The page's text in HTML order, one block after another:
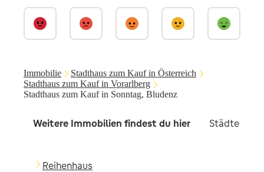
Immobilie
Stadthaus zum Kauf in Österreich
Stadthaus zum Kauf in Vorarlberg
Stadthaus zum Kauf in Sonntag, Bludenz
Weitere Immobilien findest du hier Städte in
Reihenhaus